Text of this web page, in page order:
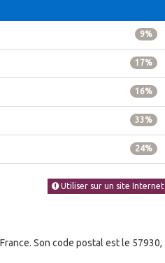
9%
17%
16%
33%
24%
Utiliser sur un site Internet
Son code postal est le 57930,